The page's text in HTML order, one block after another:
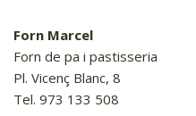
Forn Marcel
Forn de pa i pastisseria
Pl. Vicenç Blanc, 8
Tel. 973 133 508